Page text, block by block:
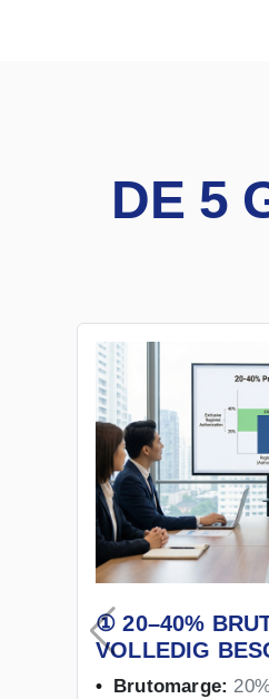
DE 5
① 20–40%
VOLLEDIG
Brutomarge: